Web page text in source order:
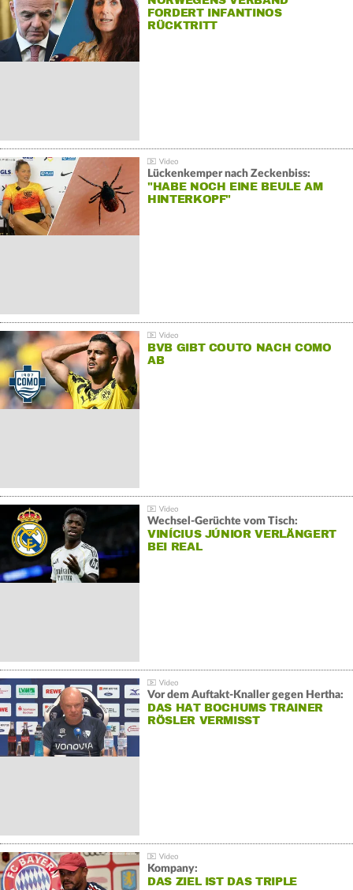
FORDERT INFANTINOS
RÜCKTRITT
Lückenkemper nach Zeckenbiss:
"HABE NOCH EINE BEULE AM
HINTERKOPF"
BVB GIBT COUTO NACH COMO
AB
Wechsel-Gerüchte vom Tisch:
VINÍCIUS JÚNIOR VERLÄNGERT
BEI REAL
Vor dem Auftakt-Knaller gegen Hertha:
DAS HAT BOCHUMS TRAINER
RÖSLER VERMISST
Kompany:
DAS ZIEL IST DAS TRIPLE